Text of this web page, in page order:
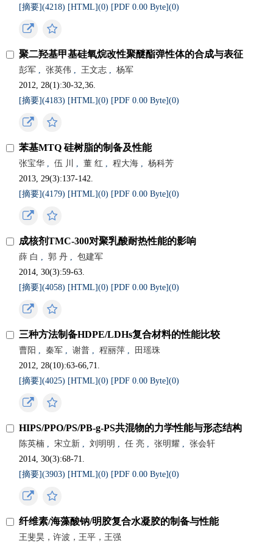
[摘要](4218) [HTML](0) [PDF 0.00 Byte](0)
聚二羟基甲基硅氧烷改性聚醚酯弹性体的合成与表征
彭军 , 张英伟 , 王文志 ,
杨军
2012, 28(1):30-32,36.
[摘要](4183) [HTML](0) [PDF 0.00 Byte](0)
苯基MTQ 硅树脂的制备及性能
张宝华 , 伍 川 , 董 红 , 程大海 ,
杨科芳
2013, 29(3):137-142.
[摘要](4179) [HTML](0) [PDF 0.00 Byte](0)
成核剂TMC-300对聚乳酸耐热性能的影响
薛 白 , 郭 丹 ,
包建军
2014, 30(3):59-63.
[摘要](4058) [HTML](0) [PDF 0.00 Byte](0)
三种方法制备HDPE/LDHs复合材料的性能比较
曹阳 , 秦军 , 谢普 , 程丽萍 ,
田瑶珠
2012, 28(10):63-66,71.
[摘要](4025) [HTML](0) [PDF 0.00 Byte](0)
HIPS/PPO/PS/PB-g-PS共混物的力学性能与形态结构
陈英楠 , 宋立新 , 刘明明 , 任 亮 , 张明耀 ,
张会轩
2014, 30(3):68-71.
[摘要](3903) [HTML](0) [PDF 0.00 Byte](0)
纤维素/海藻酸钠/明胶复合水凝胶的制备与性能
王斐昊，许波，王平，王强